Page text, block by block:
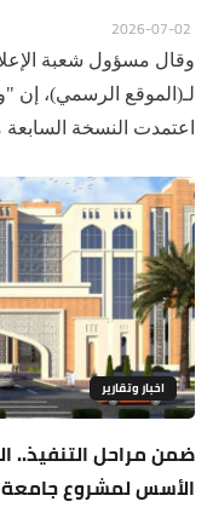
وقال مسؤول شعبة
لـ(الموقع الرسمي)، إن
اعتمدت النسخة السابعة
اخبار وتقارير
ضمن مراحل التنفيذ..
الأسس لمشروع جامعة